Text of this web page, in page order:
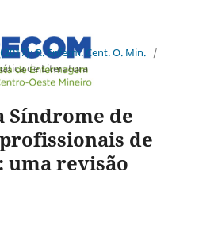
R. Enferm. Cent. O. Min. /
de Literatura
Síndrome de
de
uma revisão